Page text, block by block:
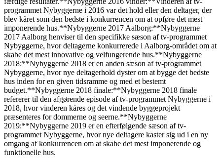
programmet Nybyggerne i 2016 var det hold eller den deltager, der
blev kåret som den bedste i konkurrencen om at opføre det mest
imponerende hus.**Nybyggerne 2017 Aalborg:**Nybyggerne
2017 Aalborg henviser til den specifikke sæson af tv-programmet
Nybyggerne, hvor deltagerne konkurrerede i Aalborg-området om at
skabe det mest innovative og velfungerende hus.**Nybyggerne
2018:**Nybyggerne 2018 er en anden sæson af tv-programmet
Nybyggerne, hvor nye deltagerhold dyster om at bygge det bedste
hus inden for en given tidsramme og med et bestemt
budget.**Nybyggerne 2018 finale:**Nybyggerne 2018 finale
refererer til den afgørende episode af tv-programmet Nybyggerne i
2018, hvor vinderen kåres og det vindende byggeprojekt
præsenteres for dommerne og seerne.**Nybyggerne
2019:**Nybyggerne 2019 er en efterfølgende sæson af tv-
programmet Nybyggerne, hvor nye deltagere kaster sig ud i en ny
omgang af konkurrencen om at skabe det mest imponerende og
funktionelle hus.